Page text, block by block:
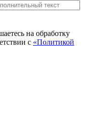
на обработку
с «Политикой